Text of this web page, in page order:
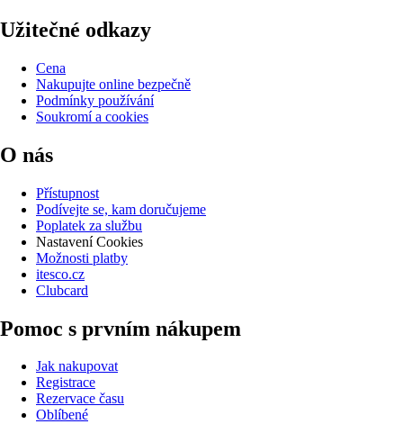
Užitečné odkazy
Cena
Nakupujte online bezpečně
Podmínky používání
Soukromí a cookies
O nás
Přístupnost
Podívejte se, kam doručujeme
Poplatek za službu
Nastavení Cookies
Možnosti platby
itesco.cz
Clubcard
Pomoc s prvním nákupem
Jak nakupovat
Registrace
Rezervace času
Oblíbené